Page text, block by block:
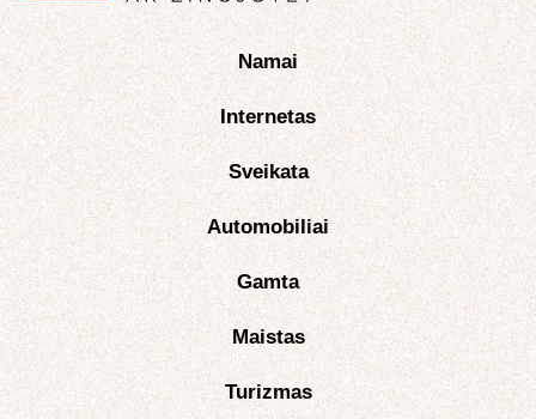
Namai
Internetas
Sveikata
Automobiliai
Gamta
Maistas
Turizmas